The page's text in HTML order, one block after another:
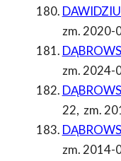
zm. 2020-
zm. 2024-
22, zm.
zm. 2014-